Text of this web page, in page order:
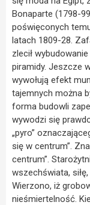
Bonaparte (1798-
poświęconych
latach 1809-28.
zlecił
piramidy. Jeszcze
wywołują efekt
tajemnych można
forma budowli
wywodzi się
„pyro”
się w centrum”.
centrum”.
wszechświata,
Wierzono, iż
nieśmiertelność.